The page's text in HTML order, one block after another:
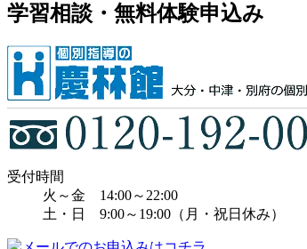
学習相談・無料体験申込み
受付時間
火～金 14:00～22:00
土・日 9:00～19:00（月・祝日休み）